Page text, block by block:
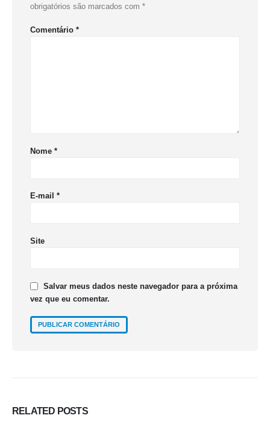
obrigatórios são marcados com *
Comentário *
Nome *
E-mail *
Site
Salvar meus dados neste navegador para a próxima
vez que eu comentar.
RELATED POSTS